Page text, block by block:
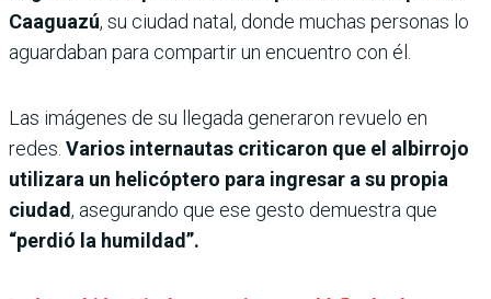
Caaguazú, su ciudad natal, donde muchas personas lo
aguardaban para compartir un encuentro con él.
Las imágenes de su llegada generaron revuelo en
redes. Varios internautas criticaron que el albirrojo
utilizara un helicóptero para ingresar a su propia
ciudad, asegurando que ese gesto demuestra que
“perdió la humildad”.